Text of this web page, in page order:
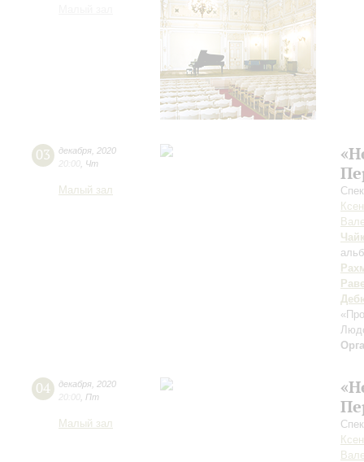
03 декабря 2020
20:00 Чт
Малый зал
04 декабря 2020
20:00 Пт
Малый зал